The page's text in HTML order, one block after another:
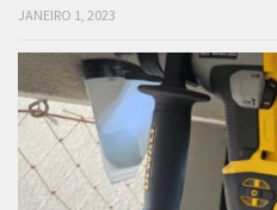
JANEIRO 1, 2023